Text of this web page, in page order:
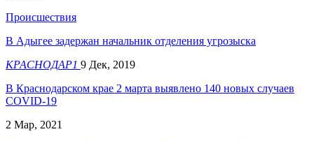
Происшествия
В Адыгее задержан начальник отделения угрозыска
КРАСНОДАР1 9 Дек, 2019
В Краснодарском крае 2 марта выявлено 140 новых случаев
COVID-19
2 Мар, 2021